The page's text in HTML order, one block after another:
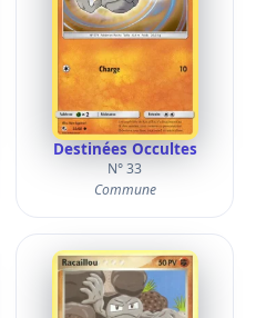
Destinées Occultes
N° 33
Commune